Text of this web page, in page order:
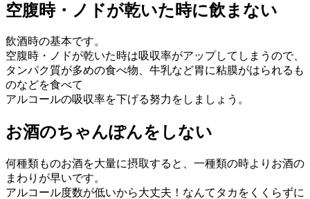
空腹時・ノドが乾いた時に飲まない
飲酒時の基本です。
空腹時・ノドが乾いた時は吸収率がアップしてしまうので、
タンパク質が多めの食べ物、牛乳など胃に粘膜がはられるも
のなどを食べて
アルコールの吸収率を下げる努力をしましょう。
お酒のちゃんぽんをしない
何種類ものお酒を大量に摂取すると、一種類の時よりお酒の
まわりが早いです。
アルコール度数が低いから大丈夫！なんてタカをくくらずに